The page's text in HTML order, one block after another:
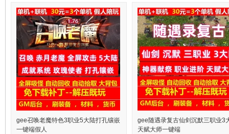
gee召唤老魔特色3职业5大陆打孔镶嵌
一键端假人
gee随遇录复古仙剑沉默三职业3
天赋大师一键端